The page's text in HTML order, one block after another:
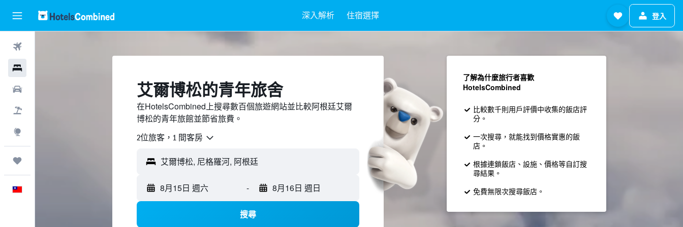
深入解析 住宿選擇 登入
艾爾博松的青年旅舍
在HotelsCombined上搜尋數百個旅遊網站並比較阿根廷艾爾
博松的青年旅館並節省旅費。
2位旅客，1 間客房
艾爾博松, 尼格羅河, 阿根廷
8月15日 週六 - 8月16日 週日
搜尋
了解為什麼旅行者喜歡
HotelsCombined
比較數千則用戶評價中收集的飯店評
分。
一次搜尋，就能找到價格實惠的飯
店。
根據連鎖飯店、設施、價格等自訂搜
尋結果。
免費無限次搜尋飯店。